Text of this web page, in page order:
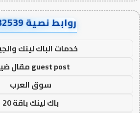
روابط نصية AA32539
خدمات الباك لينك
guest post مقال ضيف
سوق العرب
باك لينك باقة 20